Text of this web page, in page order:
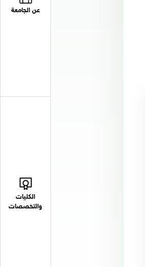
عن الجامعة
الكليات
والتخصصات